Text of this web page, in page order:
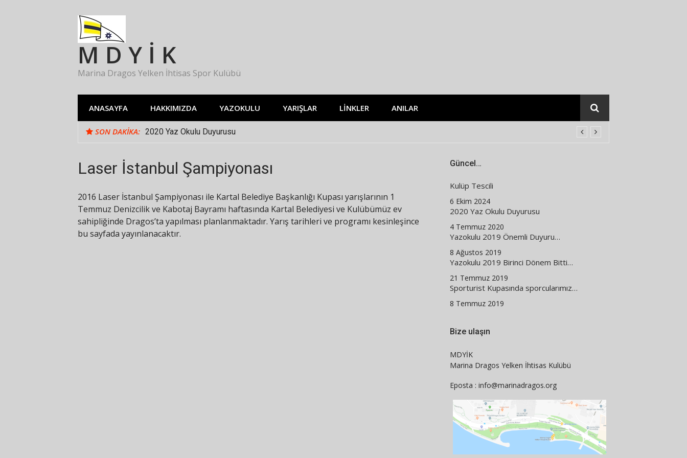
M D Y İ K
Marina Dragos Yelken İhtisas Spor Kulübü
ANASAYFA HAKKIMIZDA YAZOKULU YARIŞLAR LINKLER ANILAR
SON DAKIKA: 2020 Yaz Okulu Duyurusu
Laser İstanbul Şampiyonası
2016 Laser İstanbul Şampiyonası ile Kartal Belediye Başkanlığı Kupası yarışlarının 1
Temmuz Denizcilik ve Kabotaj Bayramı haftasında Kartal Belediyesi ve Kulübümüz ev
sahipliğinde Dragos’ta yapılması planlanmaktadır. Yarış tarihleri ve programı kesinleşince
bu sayfada yayınlanacaktır.
Güncel…
Kulüp Tescili
6 Ekim 2024
2020 Yaz Okulu Duyurusu
4 Temmuz 2020
Yazokulu 2019 Önemli Duyuru…
8 Ağustos 2019
Yazokulu 2019 Birinci Dönem Bitti…
21 Temmuz 2019
Sporturist Kupasında sporcularımız…
8 Temmuz 2019
Bize ulaşın
MDYİK
Marina Dragos Yelken İhtisas Kulübü
Eposta : info@marinadragos.org